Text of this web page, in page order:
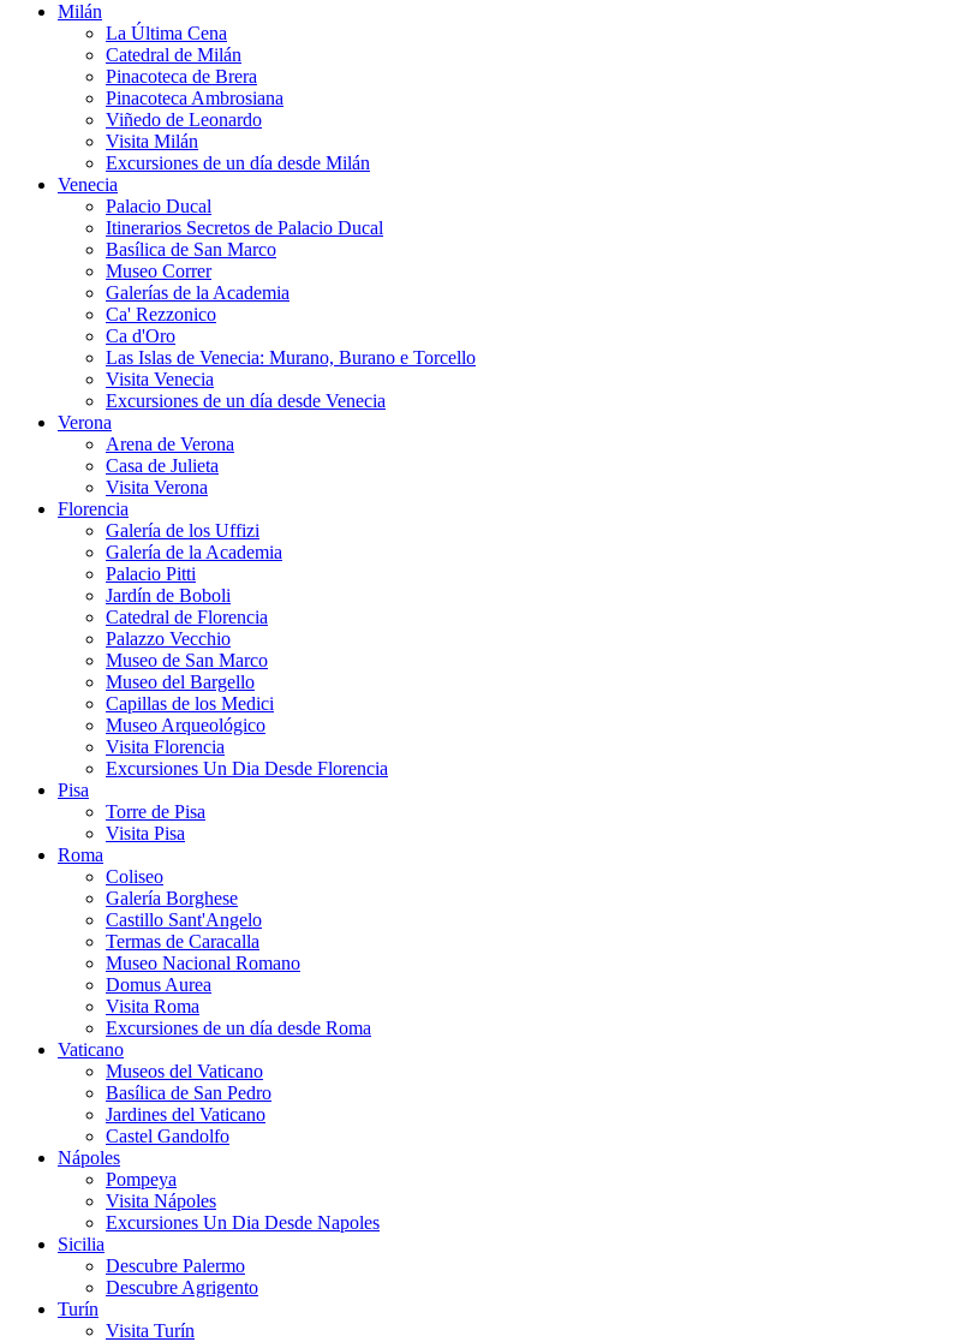
Milán
La Última Cena
Catedral de Milán
Pinacoteca de Brera
Pinacoteca Ambrosiana
Viñedo de Leonardo
Visita Milán
Excursiones de un día desde Milán
Venecia
Palacio Ducal
Itinerarios Secretos de Palacio Ducal
Basílica de San Marco
Museo Correr
Galerías de la Academia
Ca' Rezzonico
Ca d'Oro
Las Islas de Venecia: Murano, Burano e Torcello
Visita Venecia
Excursiones de un día desde Venecia
Verona
Arena de Verona
Casa de Julieta
Visita Verona
Florencia
Galería de los Uffizi
Galería de la Academia
Palacio Pitti
Jardín de Boboli
Catedral de Florencia
Palazzo Vecchio
Museo de San Marco
Museo del Bargello
Capillas de los Medici
Museo Arqueológico
Visita Florencia
Excursiones Un Dia Desde Florencia
Pisa
Torre de Pisa
Visita Pisa
Roma
Coliseo
Galería Borghese
Castillo Sant'Angelo
Termas de Caracalla
Museo Nacional Romano
Domus Aurea
Visita Roma
Excursiones de un día desde Roma
Vaticano
Museos del Vaticano
Basílica de San Pedro
Jardines del Vaticano
Castel Gandolfo
Nápoles
Pompeya
Visita Nápoles
Excursiones Un Dia Desde Napoles
Sicilia
Descubre Palermo
Descubre Agrigento
Turín
Visita Turín